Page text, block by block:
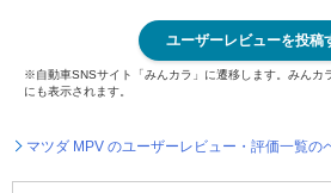
ユーザーレビューを投稿
※自動車SNSサイト「みんカラ」に遷移します。みんカ
にも表示されます。
マツダ MPV のユーザーレビュー・評価一覧の